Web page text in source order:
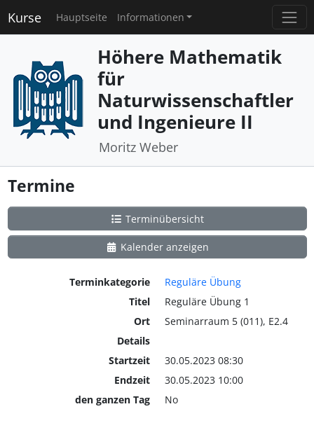
Kurse Hauptseite Informationen
Höhere Mathematik
für
Naturwissenschaftler
und Ingenieure II
Moritz Weber
Termine
Terminübersicht
Kalender anzeigen
Terminkategorie
Reguläre Übung
Titel
Reguläre Übung 1
Ort
Seminarraum 5 (011), E2.4
Details
Startzeit
30.05.2023 08:30
Endzeit
30.05.2023 10:00
den ganzen Tag
No